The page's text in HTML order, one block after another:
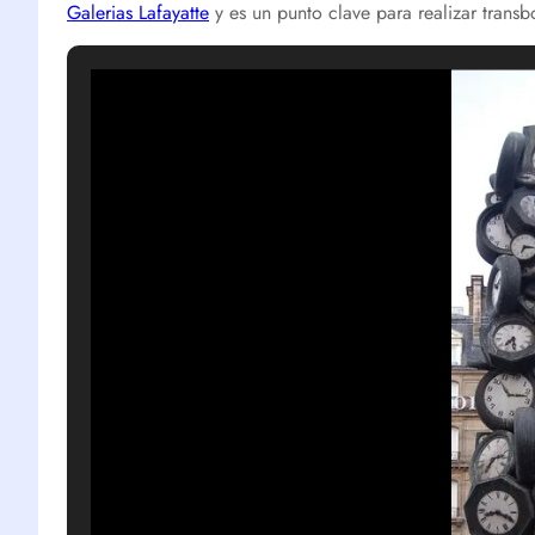
Galerias Lafayatte y es un punto clave para realizar